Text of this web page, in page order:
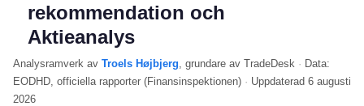
rekommendation och
Aktieanalys
Analysramverk av Troels Højbjerg, grundare av TradeDesk · Data:
EODHD, officiella rapporter (Finansinspektionen) · Uppdaterad 6 augusti
2026